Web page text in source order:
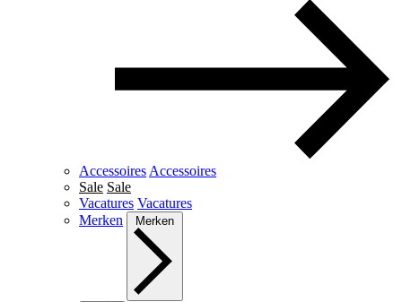
Accessoires Accessoires
Sale Sale
Vacatures Vacatures
Merken
Merken